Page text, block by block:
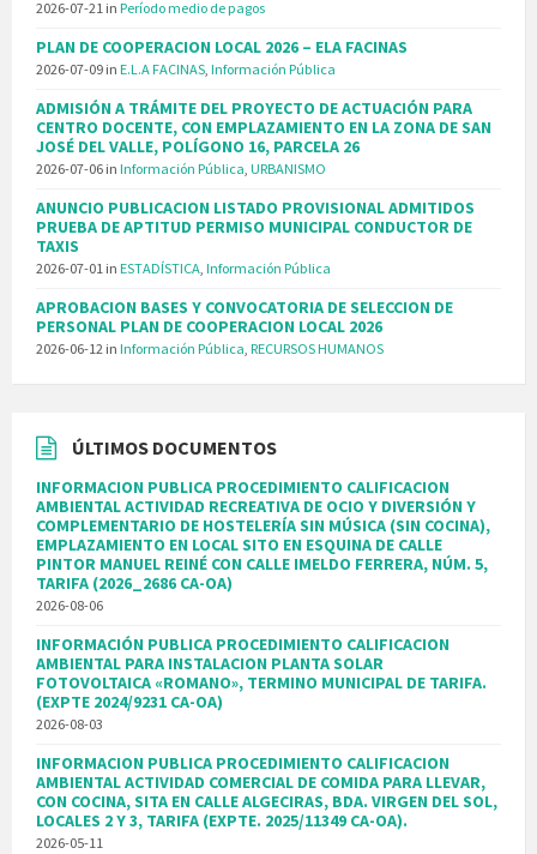
2026-07-21 in Período medio de pagos
PLAN DE COOPERACION LOCAL 2026 – ELA FACINAS
2026-07-09 in E.L.A FACINAS, Información Pública
ADMISIÓN A TRÁMITE DEL PROYECTO DE ACTUACIÓN PARA
CENTRO DOCENTE, CON EMPLAZAMIENTO EN LA ZONA DE SAN
JOSÉ DEL VALLE, POLÍGONO 16, PARCELA 26
2026-07-06 in Información Pública, URBANISMO
ANUNCIO PUBLICACION LISTADO PROVISIONAL ADMITIDOS
PRUEBA DE APTITUD PERMISO MUNICIPAL CONDUCTOR DE
TAXIS
2026-07-01 in ESTADÍSTICA, Información Pública
APROBACION BASES Y CONVOCATORIA DE SELECCION DE
PERSONAL PLAN DE COOPERACION LOCAL 2026
2026-06-12 in Información Pública, RECURSOS HUMANOS
ÚLTIMOS DOCUMENTOS
INFORMACION PUBLICA PROCEDIMIENTO CALIFICACION
AMBIENTAL ACTIVIDAD RECREATIVA DE OCIO Y DIVERSIÓN Y
COMPLEMENTARIO DE HOSTELERÍA SIN MÚSICA (SIN COCINA),
EMPLAZAMIENTO EN LOCAL SITO EN ESQUINA DE CALLE
PINTOR MANUEL REINÉ CON CALLE IMELDO FERRERA, NÚM. 5,
TARIFA (2026_2686 CA-OA)
2026-08-06
INFORMACIÓN PUBLICA PROCEDIMIENTO CALIFICACION
AMBIENTAL PARA INSTALACION PLANTA SOLAR
FOTOVOLTAICA «ROMANO», TERMINO MUNICIPAL DE TARIFA.
(EXPTE 2024/9231 CA-OA)
2026-08-03
INFORMACION PUBLICA PROCEDIMIENTO CALIFICACION
AMBIENTAL ACTIVIDAD COMERCIAL DE COMIDA PARA LLEVAR,
CON COCINA, SITA EN CALLE ALGECIRAS, BDA. VIRGEN DEL SOL,
LOCALES 2 Y 3, TARIFA (EXPTE. 2025/11349 CA-OA).
2026-05-11